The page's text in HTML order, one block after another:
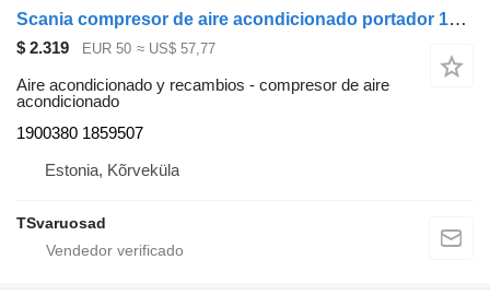
Scania compresor de aire acondicionado portador 1900380 para Scania R440 cabeza tractora
$ 2.319 EUR 50 ≈ US$ 57,77
Aire acondicionado y recambios - compresor de aire
acondicionado
1900380 1859507
Estonia, Kõrveküla
TSvaruosad